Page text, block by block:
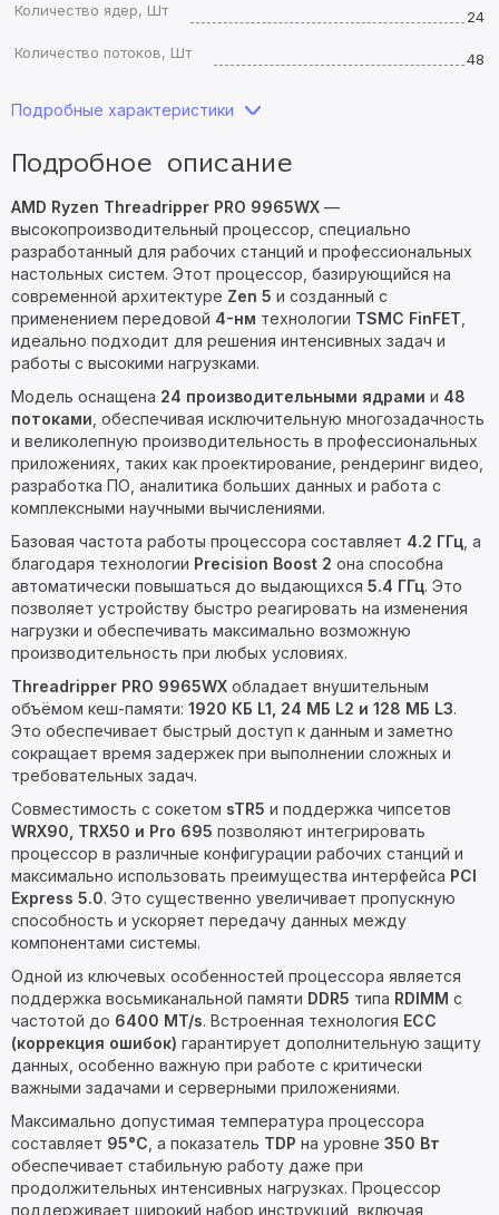
Количество ядер, Шт
24
Количество потоков, Шт
48
Подробные характеристики
Подробное описание
AMD Ryzen Threadripper PRO 9965WX —
высокопроизводительный процессор, специально
разработанный для рабочих станций и профессиональных
настольных систем. Этот процессор, базирующийся на
современной архитектуре Zen 5 и созданный с
применением передовой 4-нм технологии TSMC FinFET
идеально подходит для решения интенсивных задач и
работы с высокими нагрузками.
Модель оснащена 24 производительными ядрами и 48
потоками , обеспечивая исключительную многозадачность
и великолепную производительность в профессиональных
приложениях, таких как проектирование, рендеринг видео,
разработка ПО, аналитика больших данных и работа с
комплексными научными вычислениями.
Базовая частота работы процессора составляет 4.2 ГГц , а
благодаря технологии Precision Boost 2 она способна
автоматически повышаться до выдающихся 5.4 ГГц. Это
позволяет устройству быстро реагировать на изменения
нагрузки и обеспечивать максимально возможную
производительность при любых условиях.
Threadripper PRO 9965WX обладает внушительным
объёмом кеш-памяти: 1920 КБ L1, 24 МБ L2 и 128 МБ L3.
Это обеспечивает быстрый доступ к данным и заметно
сокращает время задержек при выполнении сложных и
требовательных задач.
Совместимость с сокетом sTR5 и поддержка чипсетов
WRX90, TRX50 и Pro 695 позволяют интегрировать
процессор в различные конфигурации рабочих станций и
максимально использовать преимущества интерфейса PCI
Express 5.0. Это существенно увеличивает пропускную
способность и ускоряет передачу данных между
компонентами системы.
Одной из ключевых особенностей процессора является
поддержка восьмиканальной памяти DDR5 типа RDIMM с
частотой до 6400 MT/s. Встроенная технология ECC
(коррекция ошибок) гарантирует дополнительную защиту
данных, особенно важную при работе с критически
важными задачами и серверными приложениями.
Максимально допустимая температура процессора
составляет 95°C , а показатель TDP на уровне 350 Вт
обеспечивает стабильную работу даже при
продолжительных интенсивных нагрузках. Процессор
поддерживает широкий набор инструкций, включая